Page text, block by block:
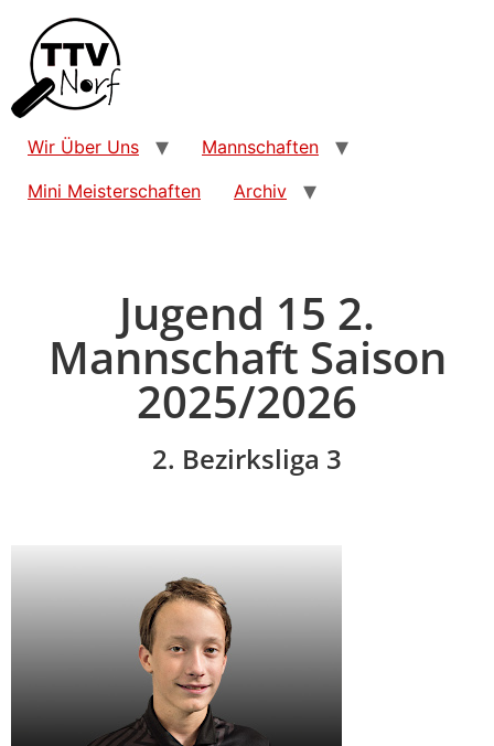
Wir Über Uns
Mannschaften
Mini Meisterschaften
Archiv
Jugend 15 2.
Mannschaft Saison
2025/2026
2. Bezirksliga 3